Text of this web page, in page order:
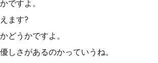
ですよ。
ます?
どうかですよ。
しさがあるのかっていうね。